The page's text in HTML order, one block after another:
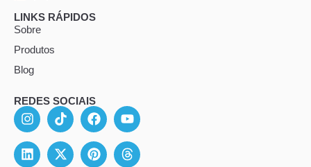
LINKS RÁPIDOS
Sobre
Produtos
Blog
REDES SOCIAIS